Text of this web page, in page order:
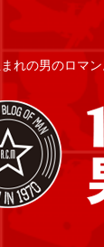
れの男のロマ